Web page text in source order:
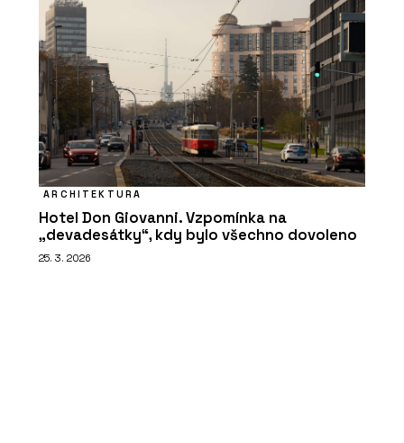
ARCHITEKTURA
Hotel Don Giovanni. Vzpomínka na
„devadesátky“, kdy bylo všechno dovoleno
25. 3. 2026